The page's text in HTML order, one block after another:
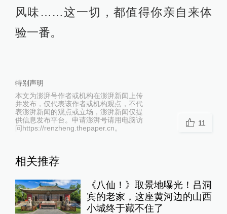
风味……这一切，都值得你亲自来体
验一番。
特别声明
本文为澎湃号作者或机构在澎湃新闻上传
并发布，仅代表该作者或机构观点，不代
表澎湃新闻的观点或立场，澎湃新闻仅提
供信息发布平台。申请澎湃号请用电脑访
问https://renzheng.thepaper.cn。
11
相关推荐
《八仙！》取景地曝光！吕洞
宾的老家，这座黄河边的山西
小城终于藏不住了